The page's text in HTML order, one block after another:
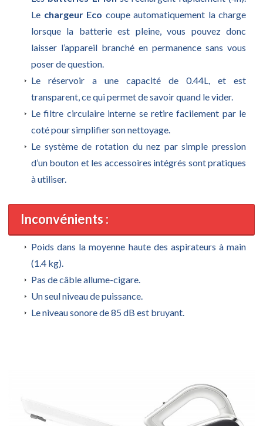
Le chargeur Eco coupe automatiquement la charge
lorsque la batterie est pleine, vous pouvez donc
laisser l’appareil branché en permanence sans vous
poser de question.
Le réservoir a une capacité de 0.44L, et est
transparent, ce qui permet de savoir quand le vider.
Le filtre circulaire interne se retire facilement par le
coté pour simplifier son nettoyage.
Le système de rotation du nez par simple pression
d’un bouton et les accessoires intégrés sont pratiques
à utiliser.
Inconvénients :
Poids dans la moyenne haute des aspirateurs à main
(1.4 kg).
Pas de câble allume-cigare.
Un seul niveau de puissance.
Le niveau sonore de 85 dB est bruyant.